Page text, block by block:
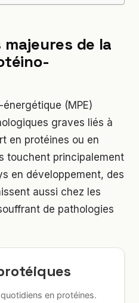
de la
(MPE)
graves liés à
en protéines ou en
touchent principalement
en développement, des
aussi chez les
de pathologies
en protéines.